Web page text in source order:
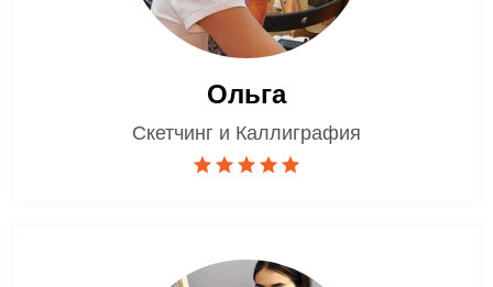
Ольга
Скетчинг и Каллиграфия